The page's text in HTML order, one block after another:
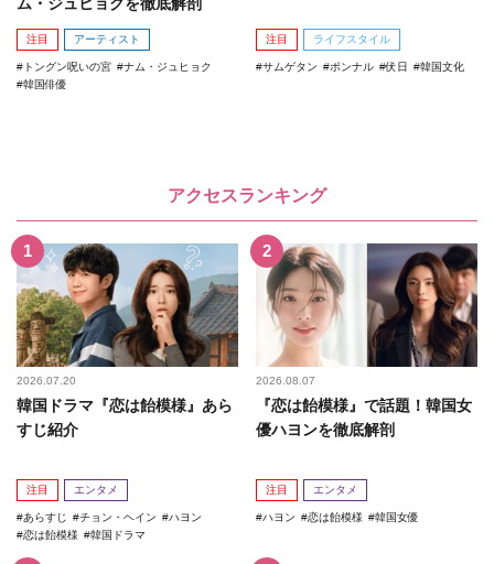
ム・ジュヒョクを徹底解剖
注目 アーティスト
トングン呪いの宮
ナム・ジュヒョク
韓国俳優
注目 ライフスタイル
サムゲタン ポンナル 伏日 韓国文化
アクセスランキング
2026.07.20
韓国ドラマ『恋は飴模様』あら
すじ紹介
注目 エンタメ
あらすじ チョン・ヘイン
ハヨン
恋は飴模様
韓国ドラマ
2026.08.07
『恋は飴模様』で話題！韓国女
優ハヨンを徹底解剖
注目 エンタメ
ハヨン 恋は飴模様 韓国女優